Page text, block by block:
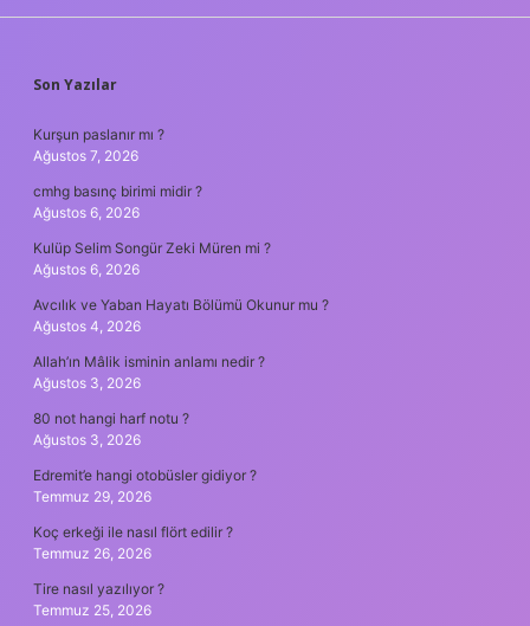
SIDEBAR
Son Yazılar
Kurşun paslanır mı ?
Ağustos 7, 2026
cmhg basınç birimi midir ?
Ağustos 6, 2026
Kulüp Selim Songür Zeki Müren mi ?
Ağustos 6, 2026
Avcılık ve Yaban Hayatı Bölümü Okunur mu ?
Ağustos 4, 2026
Allah’ın Mâlik isminin anlamı nedir ?
Ağustos 3, 2026
80 not hangi harf notu ?
Ağustos 3, 2026
Edremit’e hangi otobüsler gidiyor ?
Temmuz 29, 2026
Koç erkeği ile nasıl flört edilir ?
Temmuz 26, 2026
Tire nasıl yazılıyor ?
Temmuz 25, 2026